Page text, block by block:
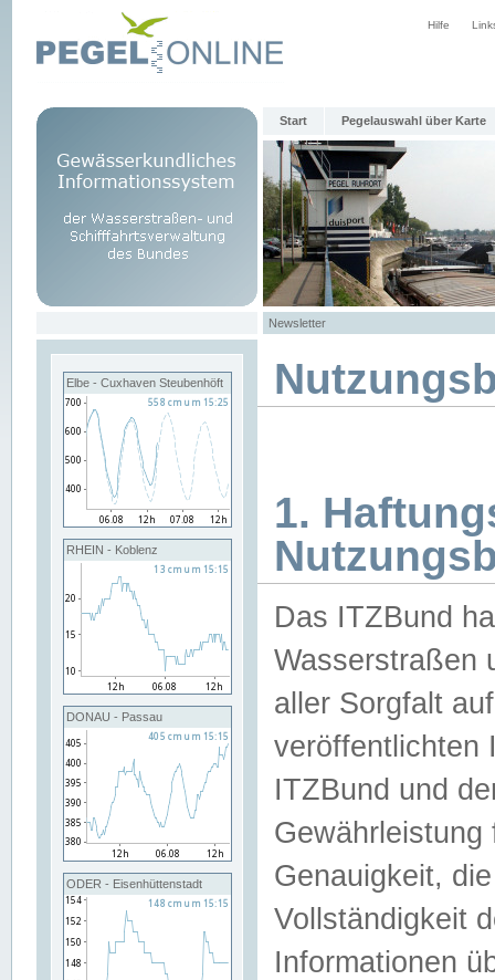
Hilfe
Start Pegelauswahl über Karte
Newsletter
Elbe - Cuxhaven Steubenhöft
RHEIN - Koblenz
DONAU - Passau
ODER - Eisenhüttenstadt
1.
Das ITZBund
Wasserstraßen
aller Sorgfalt
veröffentlichten
ITZBund und
Genauigkeit,
Vollständigkeit
Informationen